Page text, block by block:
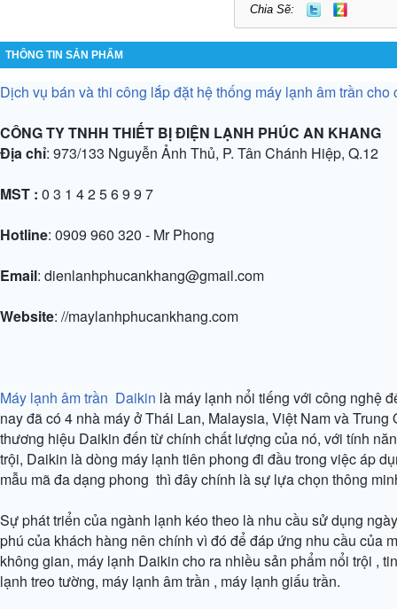
Chia Sẽ:
THÔNG TIN SẢN PHẨM
Dịch vụ bán và thi công lắp đặt hệ thống máy lạnh âm trần cho
CÔNG TY TNHH THIẾT BỊ ĐIỆN LẠNH PHÚC AN KHANG
Địa chỉ: 973/133 Nguyễn Ảnh Thủ, P. Tân Chánh Hiệp, Q.12
MST : 0 3 1 4 2 5 6 9 9 7
Hotline: 0909 960 320 - Mr Phong
Email: dienlanhphucankhang@gmail.com
Website: //maylanhphucankhang.com
Máy lạnh âm trần Daikin là máy lạnh nổi tiếng với công nghệ
nay đã có 4 nhà máy ở Thái Lan, Malaysia, Việt Nam và Trung
thương hiệu Daikin đến từ chính chất lượng của nó, với tính
trội, Daikin là dòng máy lạnh tiên phong đi đầu trong việc áp
mẫu mã đa dạng phong thì đây chính là sự lựa chọn thông
Sự phát triển của ngành lạnh kéo theo là nhu cầu sử dụng
phú của khách hàng nên chính vì đó để đáp ứng nhu cầu của
không gian, máy lạnh Daikin cho ra nhiều sản phẩm nổi trội ,
lạnh treo tường, máy lạnh âm trần , máy lạnh giấu trần.